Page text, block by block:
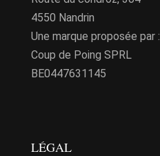
4550 Nandrin
Une marque proposée par :
Coup de Poing SPRL
BE0447631145
LÉGAL